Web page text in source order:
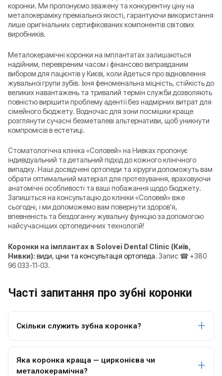
коронки. Ми пропонуємо зважену та конкурентну ціну на
металокераміку преміальної якості, гарантуючи використання
лише оригінальних сертифікованих компонентів світових
виробників.
Металокерамічні коронки на імплантатах залишаються
надійним, перевіреним часом і фінансово виправданим
вибором для пацієнтів у Києві, коли йдеться про відновлення
жувальної групи зубів. Їхня феноменальна міцність, стійкість до
великих навантажень та тривалий термін служби дозволяють
повністю вирішити проблему адентії без надмірних витрат для
сімейного бюджету. Водночас для зони посмішки краще
розглянути сучасні безметалеві альтернативи, щоб уникнути
компромісів в естетиці.
Стоматологічна клініка «Соловей» на Нивках пропонує
індивідуальний та детальний підхід до кожного клінічного
випадку. Наші досвідчені ортопеди та хірурги допоможуть вам
обрати оптимальний матеріал для протезування, враховуючи
анатомічні особливості та ваші побажання щодо бюджету.
Запишіться на консультацію до клініки «Соловей» вже
сьогодні, і ми допоможемо вам повернути здоров’я,
впевненість та бездоганну жувальну функцію за допомогою
найсучасніших ортопедичних технологій!
Коронки на імплантах в Solovei Dental Clinic (Київ,
Нивки): види, ціни та консультація ортопеда. Запис ☎ +380
96 033-11-03.
Часті запитання про зубні коронки
Скільки служить зубна коронка?
Яка коронка краща — цирконієва чи
металокерамічна?